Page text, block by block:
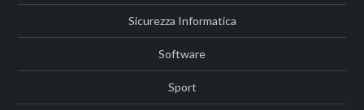
Sicurezza Informatica
Software
Sport